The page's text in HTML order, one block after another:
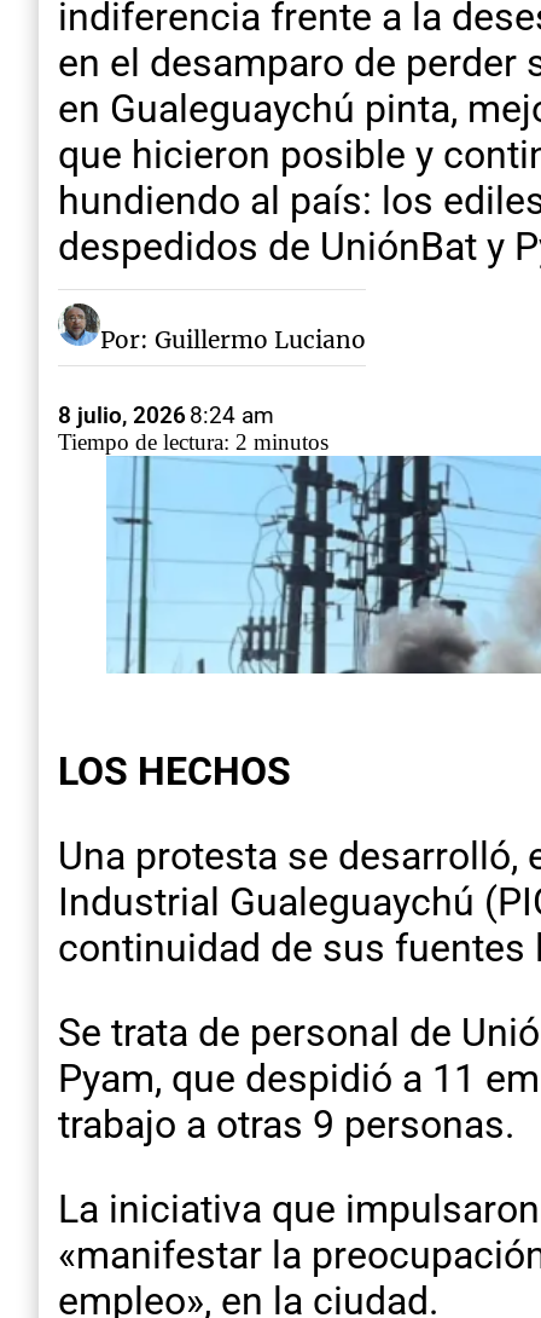
indiferencia frente a la
en el desamparo de
en Gualeguaychú pinta,
que hicieron posible y
hundiendo al país: los
despedidos de UniónBat y
Por: Guillermo Luciano
8 julio, 20268:24 am
Tiempo de lectura: 2 minutos
LOS HECHOS
Una protesta se desarrolló,
Industrial Gualeguaychú
continuidad de sus fuentes
Se trata de personal de
Pyam, que despidió a 11
trabajo a otras 9 personas.
La iniciativa que
«manifestar la
empleo», en la ciudad.